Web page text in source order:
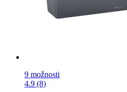
9 možnosti
4.9 (8)